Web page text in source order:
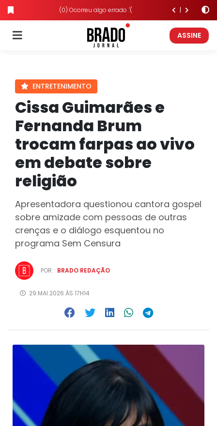
(0) Ocorreu algo errado :'(
ASSINE
ENTRETENIMENTO
Cissa Guimarães e
Fernanda Brum
trocam farpas ao vivo
em debate sobre
religião
Apresentadora questionou cantora gospel
sobre amizade com pessoas de outras
crenças e o diálogo esquentou no
programa Sem Censura
POR: BRADO REDAÇÃO
29.MAI.2026 ÀS 17H14